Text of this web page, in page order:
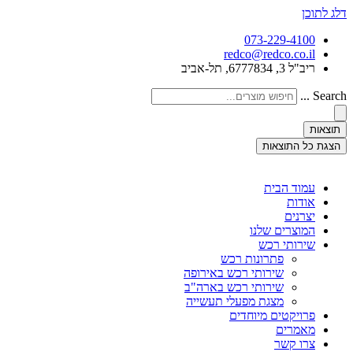
דלג לתוכן
073-229-4100
redco@redco.co.il
ריב"ל 3, 6777834, תל-אביב
Search ...
תוצאות
הצגת כל התוצאות
עמוד הבית
אודות
יצרנים
המוצרים שלנו
שירותי רכש
פתרונות רכש
שירותי רכש באירופה
שירותי רכש בארה"ב
מצגת מפעלי תעשייה
פרויקטים מיוחדים
מאמרים
צרו קשר